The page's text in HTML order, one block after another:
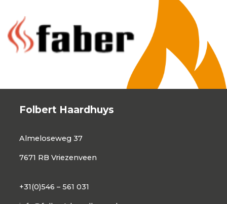
Folbert Haardhuys
Almeloseweg 37
7671 RB Vriezenveen
+31(0)546 – 561 031